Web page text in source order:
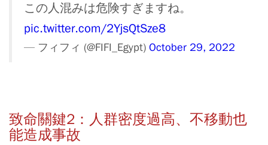
この人混みは危険すぎますね。
pic.twitter.com/2YjsQtSze8
— フィフィ (@FIFI_Egypt) October 29, 2022
致命關鍵2：人群密度過高、不移動也
能造成事故